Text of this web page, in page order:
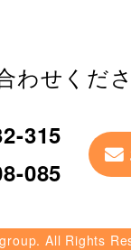
わせくだ
315
085
All Rights